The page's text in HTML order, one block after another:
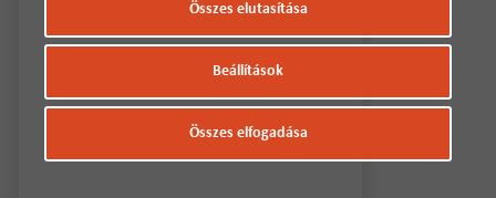
Gépi dugókulcsfej hosszú 1/2" 8mm
Összes elutasítása
Beállítások
Összes elfogadása